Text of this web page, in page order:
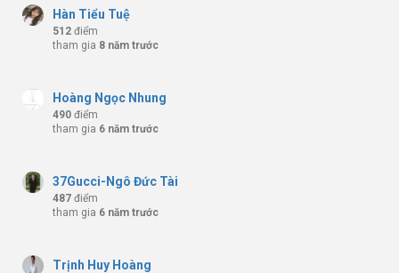
Hàn Tiểu Tuệ
512 điểm
tham gia 8 năm trước
Hoàng Ngọc Nhung
490 điểm
tham gia 6 năm trước
37Gucci-Ngô Đức Tài
487 điểm
tham gia 6 năm trước
Trịnh Huy Hoàng